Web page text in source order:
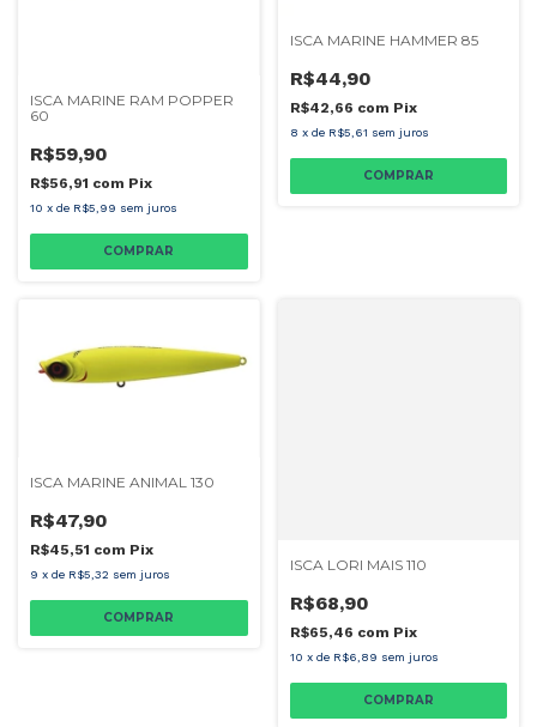
ISCA MARINE RAM POPPER
60
R$59,90
R$56,91 com Pix
10 x de R$5,99 sem juros
COMPRAR
ISCA MARINE HAMMER 85
R$44,90
R$42,66 com Pix
8 x de R$5,61 sem juros
COMPRAR
ISCA MARINE ANIMAL 130
R$47,90
R$45,51 com Pix
9 x de R$5,32 sem juros
COMPRAR
ISCA LORI MAIS 110
R$68,90
R$65,46 com Pix
10 x de R$6,89 sem juros
COMPRAR